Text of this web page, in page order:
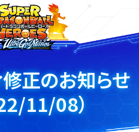
修正のお知らせ
11/08）